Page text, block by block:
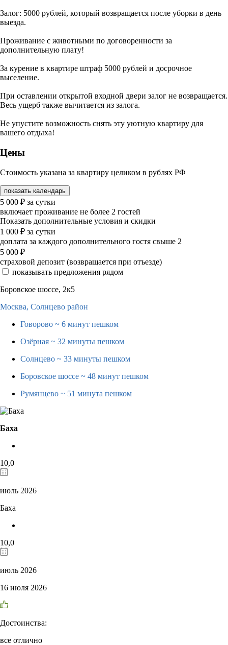
Залог: 5000 рублей, который возвращается после уборки в день
выезда.
Проживание с животными по договоренности за
дополнительную плату!
За курение в квартире штраф 5000 рублей и досрочное
выселение.
При оставлении открытой входной двери залог не возвращается.
Весь ущерб также вычитается из залога.
Не упустите возможность снять эту уютную квартиру для
вашего отдыха!
Цены
Стоимость указана за квартиру целиком в рублях РФ
показать календарь
5 000 ₽ за сутки
включает проживание не более 2 гостей
Показать дополнительные условия и скидки
1 000 ₽ за сутки
доплата за каждого дополнительного гостя свыше 2
5 000 ₽
страховой депозит (возвращается при отъезде)
показывать предложения рядом
Боровское шоссе, 2к5
Москва, Солнцево район
Говорово ~ 6 минут пешком
Озёрная ~ 32 минуты пешком
Солнцево ~ 33 минуты пешком
Боровское шоссе ~ 48 минут пешком
Румянцево ~ 51 минута пешком
Баха
10,0
июль 2026
Баха
10,0
июль 2026
16 июля 2026
Достоинства:
все отлично